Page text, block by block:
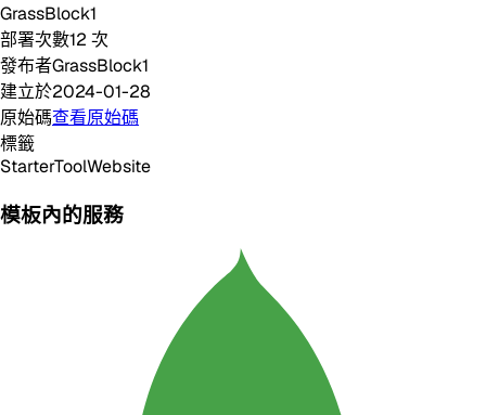
GrassBlock1
部署次數12 次
發布者GrassBlock1
建立於2024-01-28
原始碼查看原始碼
標籤
StarterToolWebsite
模板內的服務